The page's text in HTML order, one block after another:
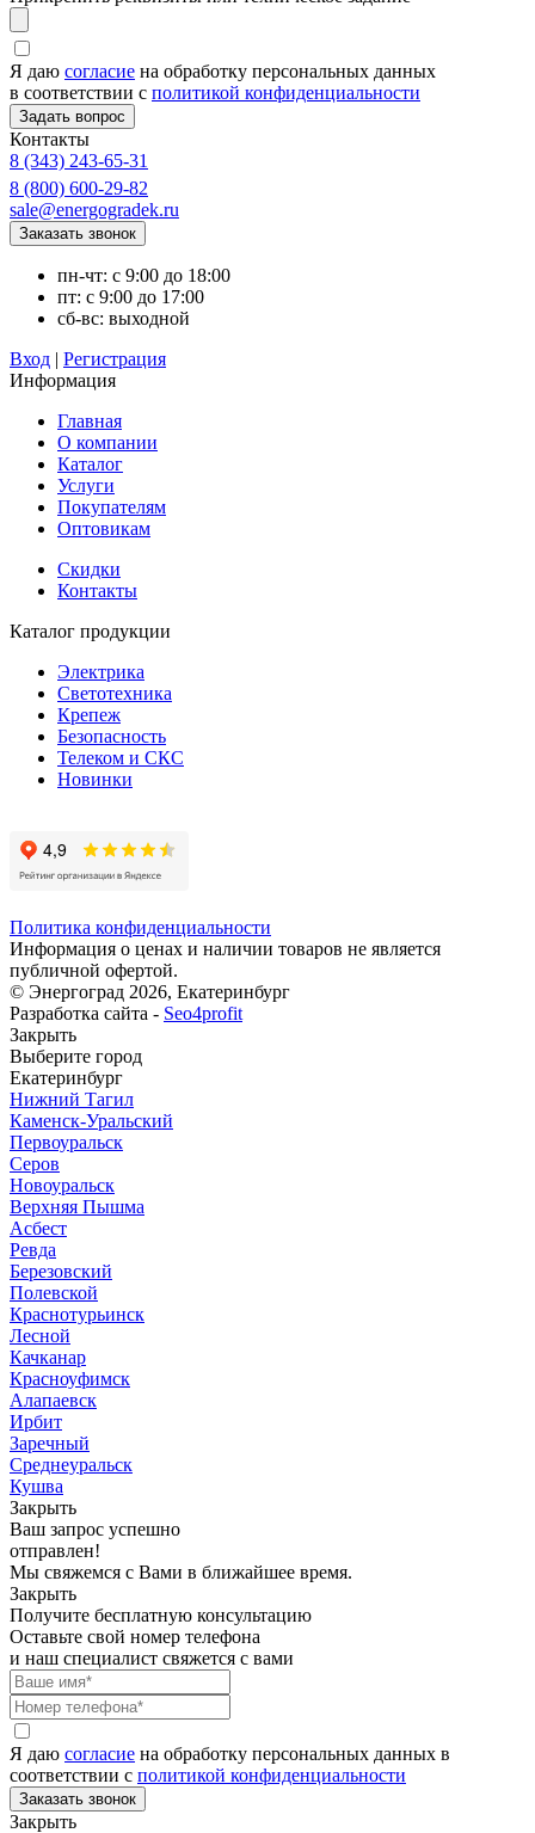
Я даю согласие на обработку персональных данных
в соответствии с политикой конфиденциальности
Контакты
8 (343) 243-65-31
8 (800) 600-29-82
sale@energogradek.ru
пн-чт: с 9:00 до 18:00
пт: с 9:00 до 17:00
сб-вс: выходной
Вход | Регистрация
Информация
Главная
О компании
Каталог
Услуги
Покупателям
Оптовикам
Скидки
Контакты
Каталог продукции
Электрика
Светотехника
Крепеж
Безопасность
Телеком и СКС
Новинки
Политика конфиденциальности
Информация о ценах и наличии товаров не является
публичной офертой.
© Энергоград 2026, Екатеринбург
Разработка сайта - Seo4profit
Закрыть
Выберите город
Екатеринбург
Нижний Тагил
Каменск-Уральский
Первоуральск
Серов
Новоуральск
Верхняя Пышма
Асбест
Ревда
Березовский
Полевской
Краснотурьинск
Лесной
Качканар
Красноуфимск
Алапаевск
Ирбит
Заречный
Среднеуральск
Кушва
Закрыть
Ваш запрос успешно
отправлен!
Мы свяжемся с Вами в ближайшее время.
Закрыть
Получите бесплатную консультацию
Оставьте свой номер телефона
и наш специалист свяжется с вами
Я даю согласие на обработку персональных данных в
соответствии с политикой конфиденциальности
Закрыть